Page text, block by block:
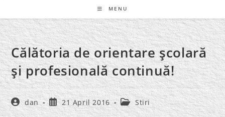
MENU
Călătoria de orientare şcolară
şi profesională continuă!
Post
author:
dan
Post
published:
21 April 2016
Post
category:
Stiri